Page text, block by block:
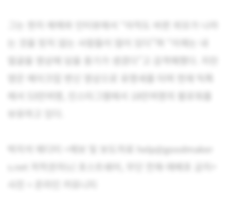
그는 현지 매체와 인터뷰에서 “아직도 바뀐 외모가 나라
는 것을 믿지 않는 사람들이 많이 있다”며 “이제는 내
얼굴을 영상에 담을 용기가 생겼다”고 감격해했다. 지민
영은 메이크업 변신 영상으로 유명세를 타며 현재 틱톡
에서 53만여명, 인스타그램에서 18만여명의 팔로워를
박지석 에디터 <제보 및 보도자료 help@goodmaker
s.net 저작권자(c) 포스트쉐어, 무단 전재-재배포 금지>